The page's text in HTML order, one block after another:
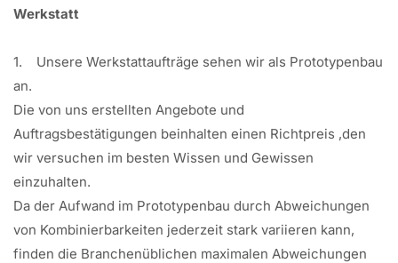
Werkstatt
1. Unsere Werkstattaufträge sehen wir als Prototypenbau
an.
Die von uns erstellten Angebote und
Auftragsbestätigungen beinhalten einen Richtpreis ,den
wir versuchen im besten Wissen und Gewissen
einzuhalten.
Da der Aufwand im Prototypenbau durch Abweichungen
von Kombinierbarkeiten jederzeit stark variieren kann,
finden die Branchenüblichen maximalen Abweichungen